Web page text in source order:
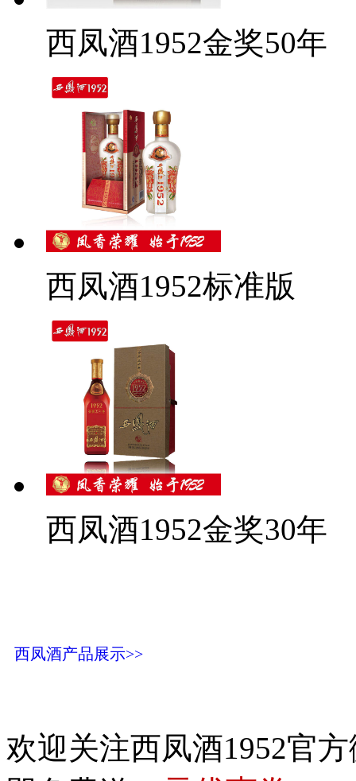
西凤酒1952金奖50年
西凤酒1952标准版
西凤酒1952金奖30年
西凤酒产品展示>>
欢迎关注西凤酒1952官